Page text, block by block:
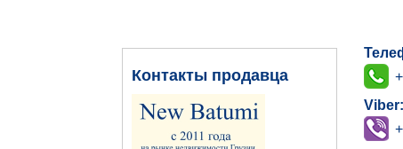
Контакты продавца
Viber: